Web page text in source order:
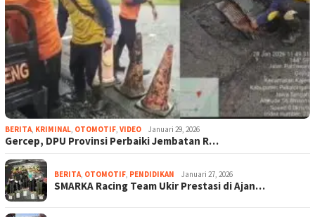
BERITA, KRIMINAL, OTOMOTIF, VIDEO Januari 29, 2026
Gercep, DPU Provinsi Perbaiki Jembatan R…
BERITA, OTOMOTIF, PENDIDIKAN Januari 27, 2026
SMARKA Racing Team Ukir Prestasi di Ajan…